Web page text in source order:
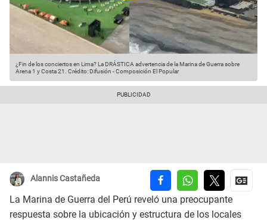
¿Fin de los conciertos en Lima? La DRÁSTICA advertencia de la Marina de Guerra sobre
Arena 1 y Costa 21. Crédito: Difusión - Composición El Popular
Alannis Castañeda
La Marina de Guerra del Perú reveló una preocupante
respuesta sobre la ubicación y estructura de los locales